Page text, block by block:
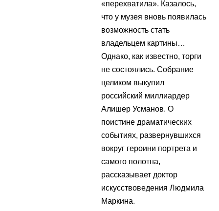
«перехватила». Казалось,
что у музея вновь появилась
возможность стать
владельцем картины…
Однако, как известно, торги
не состоялись. Собрание
целиком выкупил
российский миллиардер
Алишер Усманов. О
поистине драматических
событиях, развернувшихся
вокруг героини портрета и
самого полотна,
рассказывает доктор
искусствоведения Людмила
Маркина.